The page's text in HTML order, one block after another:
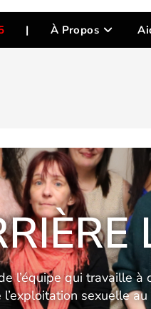
| À Propos
l’équipe qui travaille à
sexuelle au